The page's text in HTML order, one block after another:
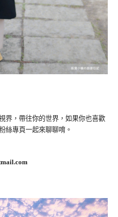
界，帶往你的世界，如果你也喜歡
絲專頁一起來聊聊唷。